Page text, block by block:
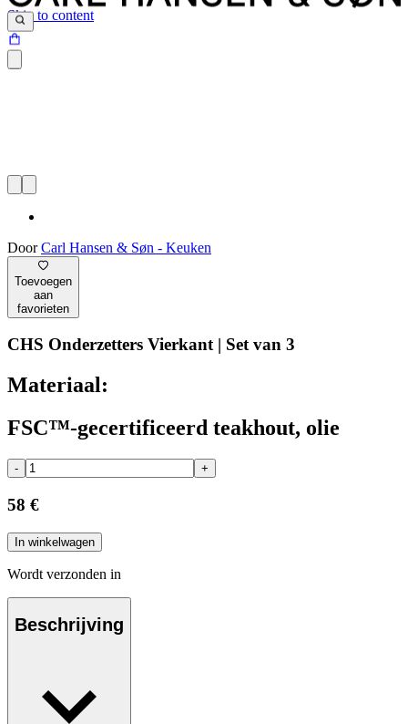
Skip to content
DoorCarl Hansen & Søn - Keuken
Toevoegen
aan
favorieten
CHS Onderzetters Vierkant | Set van 3
Materiaal:
FSC™-gecertificeerd teakhout, olie
- +
58 €
In winkelwagen
Wordt verzonden in
Beschrijving